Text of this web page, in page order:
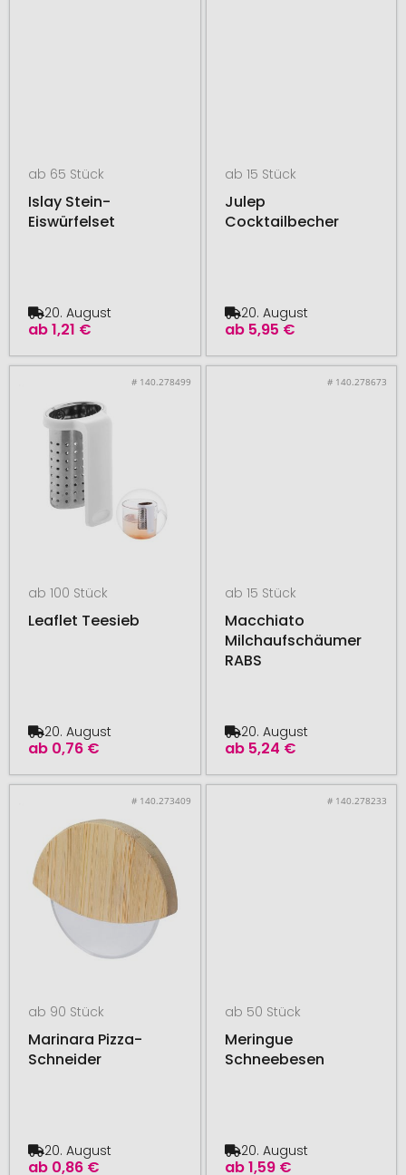
ab 65 Stück
Islay Stein-
Eiswürfelset
ab1,21 €
20. August
ab 15 Stück
Julep
Cocktailbecher
ab 5,95 €
20. August
# 140.278499
ab 100 Stück
Leaflet Teesieb
ab 0,76 €
20. August
# 140.278673
ab 15 Stück
Macchiato
Milchaufschäumer
RABS
ab 5,24 €
20. August
# 140.273409
ab 90 Stück
Marinara Pizza-
Schneider
ab 0,86 €
20. August
# 140.278233
ab 50 Stück
Meringue
Schneebesen
ab1,59 €
20. August